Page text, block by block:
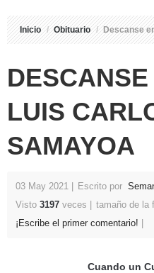
Inicio / Obituario / Descanse
LUIS
SAMAYOA
03 May 2021 Escrito por
Visto 3197 veces tamaño de la
¡Escribe el primer comentario!
Cuando un